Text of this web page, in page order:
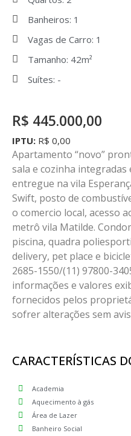
Banheiros: 1
Vagas de Carro: 1
Tamanho: 42m²
Suítes: -
R$ 445.000,00
IPTU: R$ 0,00
Apartamento “novo”
sala e cozinha integradas
entregue na vila
Swift, posto de
o comercio local, acesso
metrô vila Matilde.
piscina, quadra
delivery, pet place e
2685-1550/(11) 97800-
informações e valores
fornecidos pelos
sofrer alterações sem
CARACTERÍSTICAS
Academia
Aquecimento à gás
Área de Lazer
Banheiro Social